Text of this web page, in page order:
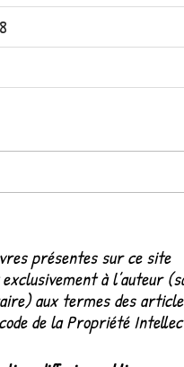
présentes sur ce site
à l’auteur
aux termes des
de la Propriété